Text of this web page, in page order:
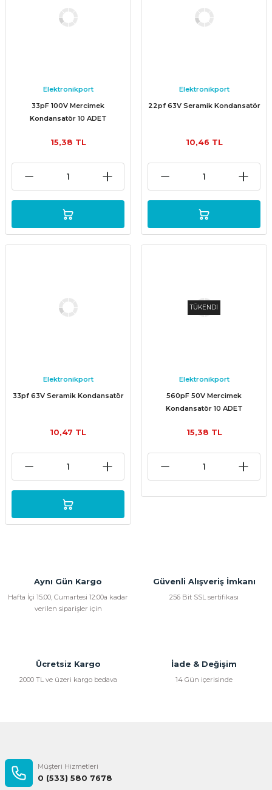
Elektronikport
33pF 100V Mercimek
Kondansatör 10 ADET
15,38 TL
Elektronikport
22pf 63V Seramik Kondansatör
10,46 TL
Elektronikport
33pf 63V Seramik Kondansatör
10,47 TL
TÜKENDİ
Elektronikport
560pF 50V Mercimek
Kondansatör 10 ADET
15,38 TL
Aynı Gün Kargo
Hafta İçi 15:00, Cumartesi 12:00a kadar
verilen siparişler için
Güvenli Alışveriş İmkanı
256 Bit SSL sertifikası
Ücretsiz Kargo
2000 TL ve üzeri kargo bedava
İade & Değişim
14 Gün içerisinde
Müşteri Hizmetleri
0 (533) 580 7678